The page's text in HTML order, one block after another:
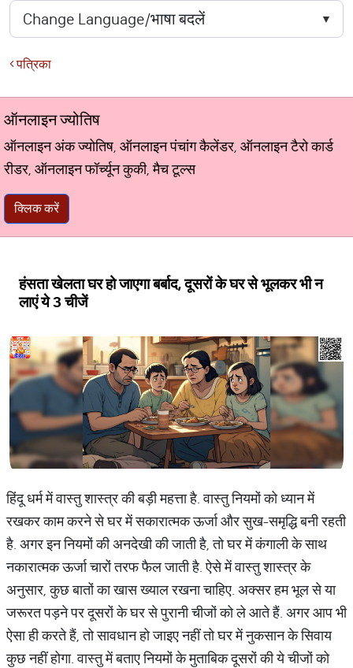
पत्रिका
ऑनलाइन ज्योतिष
ऑनलाइन अंक ज्योतिष, ऑनलाइन पंचांग कैलेंडर, ऑनलाइन टैरो कार्ड
रीडर, ऑनलाइन फॉर्च्यून कुकी, मैच टूल्स
क्लिक करें
हंसता खेलता घर हो जाएगा बर्बाद, दूसरों के घर से भूलकर भी न
लाएं ये 3 चीजें
हिंदू धर्म में वास्तु शास्त्र की बड़ी महत्ता है. वास्तु नियमों को ध्यान में
रखकर काम करने से घर में सकारात्मक ऊर्जा और सुख-समृद्धि बनी रहती
है. अगर इन नियमों की अनदेखी की जाती है, तो घर में कंगाली के साथ
नकारात्मक ऊर्जा चारों तरफ फैल जाती है. ऐसे में वास्तु शास्त्र के
अनुसार, कुछ बातों का खास ख्याल रखना चाहिए. अक्सर हम भूल से या
जरूरत पड़ने पर दूसरों के घर से पुरानी चीजों को ले आते हैं. अगर आप भी
ऐसा ही करते हैं, तो सावधान हो जाइए नहीं तो घर में नुकसान के सिवाय
कुछ नहीं होगा. वास्तु में बताए नियमों के मुताबिक दूसरों की ये चीजों को